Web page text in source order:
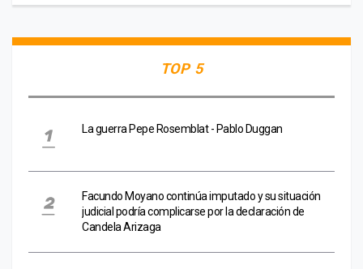
TOP 5
La guerra Pepe Rosemblat - Pablo Duggan
Facundo Moyano continúa imputado y su situación
judicial podría complicarse por la declaración de
Candela Arizaga